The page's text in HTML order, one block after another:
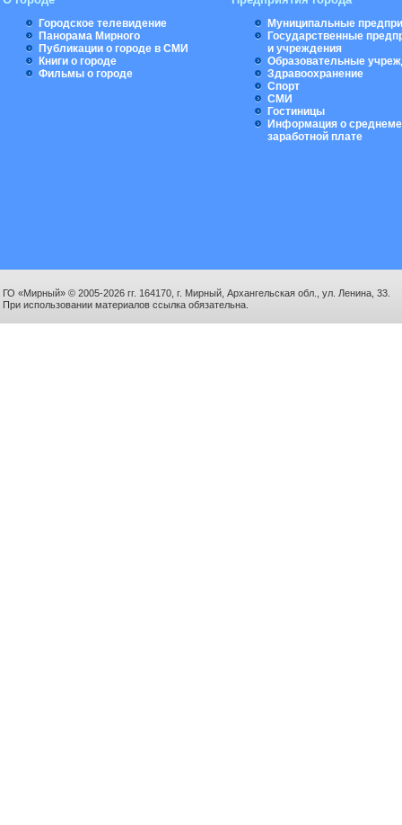
Городское телевидение
Панорама Мирного
Публикации о городе в СМИ
Книги о городе
Фильмы о городе
Муниципальные
Государственные
и учреждения
Образовательные
Здравоохранение
Спорт
СМИ
Гостиницы
Информация о
заработной плате
ГО «Мирный» © 2005-2026 гг. 164170, г. Мирный, Архангельская обл., ул. Ленина, 33.
При использовании материалов ссылка обязательна.